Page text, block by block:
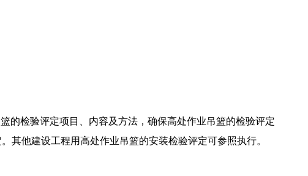
的检验评定项目、内容及方法，确保高处作业吊篮的检验评定
其他建设工程用高处作业吊篮的安装检验评定可参照执行。